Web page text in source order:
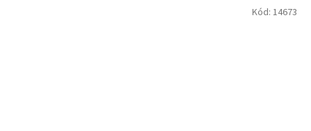
Kód: 14673